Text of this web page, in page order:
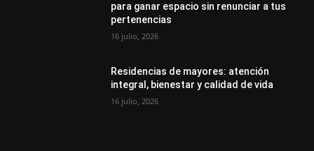
para ganar espacio sin renunciar a tus
pertenencias
16 julio, 2026
Residencias de mayores: atención
integral, bienestar y calidad de vida
16 julio, 2026